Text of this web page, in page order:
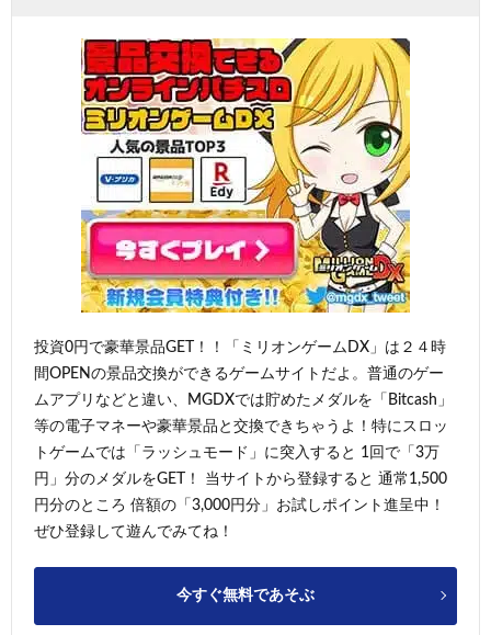
投資0円で豪華景品GET！！「ミリオンゲームDX」は２４時
間OPENの景品交換ができるゲームサイトだよ。普通のゲー
ムアプリなどと違い、MGDXでは貯めたメダルを「Bitcash」
等の電子マネーや豪華景品と交換できちゃうよ！特にスロッ
トゲームでは「ラッシュモード」に突入すると 1回で「3万
円」分のメダルをGET！ 当サイトから登録すると 通常1,500
円分のところ 倍額の「3,000円分」お試しポイント進呈中！
ぜひ登録して遊んでみてね！
今すぐ無料であそぶ